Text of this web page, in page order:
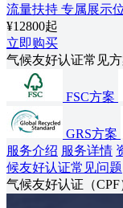
流量扶持 专属展示
¥12800起
立即购买
气候友好认证常见
FSC方案
GRS方案
服务介绍 服务详情
候友好认证常见问题
气候友好认证（